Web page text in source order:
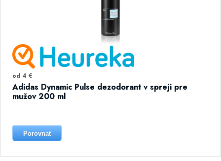
od 4 €
Adidas Dynamic Pulse dezodorant v spreji pre
mužov 200 ml
Porovnat